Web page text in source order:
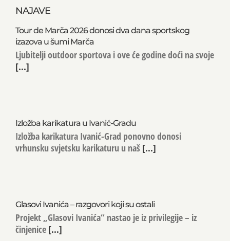
NAJAVE
Tour de Marča 2026 donosi dva dana sportskog
izazova u šumi Marča
Ljubitelji outdoor sportova i ove će godine doći na svoje
[...]
Izložba karikatura u Ivanić-Gradu
Izložba karikatura Ivanić-Grad ponovno donosi
vrhunsku svjetsku karikaturu u naš [...]
Glasovi Ivanića – razgovori koji su ostali
Projekt „Glasovi Ivanića“ nastao je iz privilegije – iz
činjenice [...]